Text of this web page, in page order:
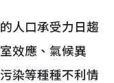
人口承受力日趨
效應、氣候異
染等種種不利情